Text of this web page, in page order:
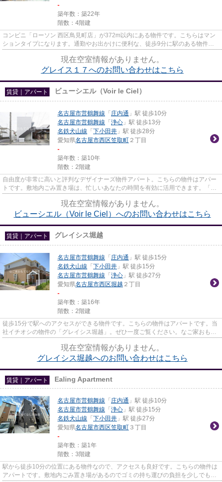
-
築年数：築22年
階数：4階建
コンビニ「ローソン 西区鳥見町店」が372m以内にある物件です。こちらはマン
ションタイプになります。通勤やお出かけに便利な、徒歩9分に駅のある物件で
現在空室情報がありません。
グレイス１７へのお問い合わせはこちら
賃貸｜アパート ビューシエル（Voir le Ciel）
名古屋市営鶴舞線 「 庄内通 」駅 徒歩10分
名古屋市営鶴舞線 「 浄心 」駅 徒歩13分
名鉄犬山線 「 下小田井 」駅 徒歩28分
愛知県名古屋市西区笠取町 ２丁目
-
築年数：築10年
階数：2階建
自由度が非常に高いと評判なデザイナーズ物件アパート。こちらの物件はアパー
トです。敷地内ごみ置き場は、忙しいあなたの時間を有効に活用できます。「ビ
現在空室情報がありません。
ビューシエル（Voir le Ciel）へのお問い合わせはこちら
賃貸｜アパート グレイシス堀越
名古屋市営鶴舞線 「 庄内通 」駅 徒歩15分
名鉄犬山線 「 下小田井 」駅 徒歩15分
名古屋市営鶴舞線 「 浄心 」駅 徒歩27分
愛知県名古屋市西区堀越 ２丁目
-
築年数：築16年
階数：2階建
徒歩15分で駅へのアクセスができる物件です。こちらの物件はアパートです。当
社イチオシの物件の「グレイシス堀越」。ぜひ一度ご覧ください。なご家おもて
現在空室情報がありません。
グレイシス堀越へのお問い合わせはこちら
賃貸｜アパート Ealing Apartment
名古屋市営鶴舞線 「 庄内通 」駅 徒歩10分
名古屋市営鶴舞線 「 浄心 」駅 徒歩15分
名鉄犬山線 「 下小田井 」駅 徒歩27分
愛知県名古屋市西区笠取町 ３丁目
-
築年数：築1年
階数：3階建
駅から徒歩10分の位置にある物件なので、アクセスも良好です。こちらの物件は
アパートです。敷地内ごみ置き場があるのでゴミの持ち運びの負担を少しでも減